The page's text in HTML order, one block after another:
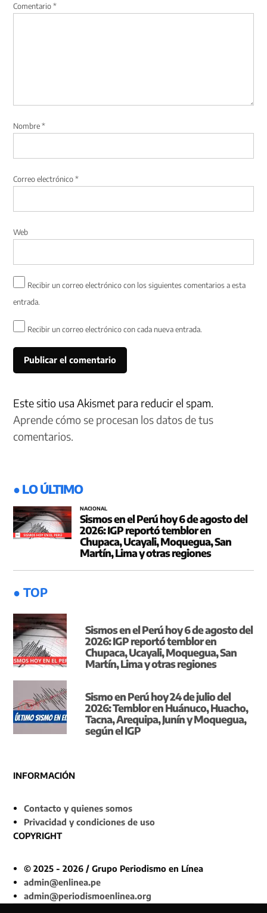
Comentario*
Nombre*
Correo electrónico*
Web
Recibir un correo electrónico con los siguientes comentarios a esta
entrada.
Recibir un correo electrónico con cada nueva entrada.
Este sitio usa Akismet para reducir el spam.
Aprende cómo se procesan los datos de tus
comentarios.
● LO ÚLTIMO
NACIONAL
Sismos en el Perú hoy 6 de agosto del
2026: IGP reportó temblor en
Chupaca, Ucayali, Moquegua, San
Martín, Lima y otras regiones
● TOP
Sismos en el Perú hoy 6 de agosto del
2026: IGP reportó temblor en
Chupaca, Ucayali, Moquegua, San
Martín, Lima y otras regiones
Sismo en Perú hoy 24 de julio del
2026: Temblor en Huánuco, Huacho,
Tacna, Arequipa, Junín y Moquegua,
según el IGP
INFORMACIÓN
Contacto y quienes somos
Privacidad y condiciones de uso
COPYRIGHT
© 2025 - 2026 / Grupo Periodismo en Línea
admin@enlinea.pe
admin@periodismoenlinea.org